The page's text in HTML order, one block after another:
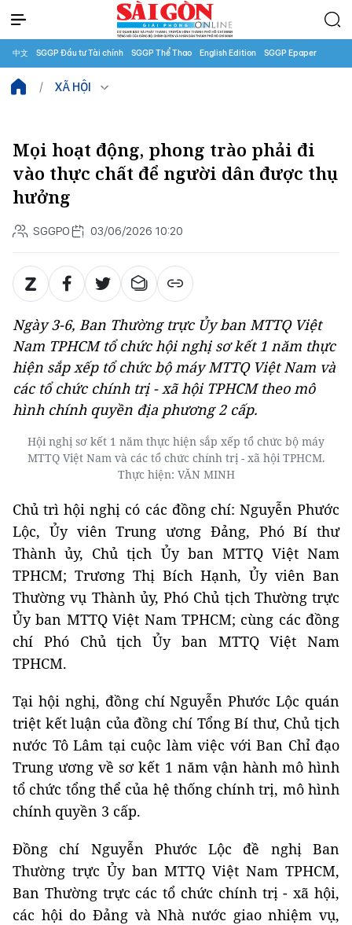
中文 SGGP Đầu tư Tài chính SGGP Thể Thao English Edition SGGP Epaper
XÃ HỘI
Mọi hoạt động, phong trào phải đi
vào thực chất để người dân được thụ
hưởng
SGGPO 03/06/2026 10:20
Ngày 3-6, Ban Thường trực Ủy ban MTTQ Việt
Nam TPHCM tổ chức hội nghị sơ kết 1 năm thực
hiện sắp xếp tổ chức bộ máy MTTQ Việt Nam và
các tổ chức chính trị - xã hội TPHCM theo mô
hình chính quyền địa phương 2 cấp.
Hội nghị sơ kết 1 năm thực hiện sắp xếp tổ chức bộ máy
MTTQ Việt Nam và các tổ chức chính trị - xã hội TPHCM.
Thực hiện: VĂN MINH
Chủ trì hội nghị có các đồng chí: Nguyễn Phước
Lộc, Ủy viên Trung ương Đảng, Phó Bí thư
Thành ủy, Chủ tịch Ủy ban MTTQ Việt Nam
TPHCM; Trương Thị Bích Hạnh, Ủy viên Ban
Thường vụ Thành ủy, Phó Chủ tịch Thường trực
Ủy ban MTTQ Việt Nam TPHCM; cùng các đồng
chí Phó Chủ tịch Ủy ban MTTQ Việt Nam
TPHCM.
Tại hội nghị, đồng chí Nguyễn Phước Lộc quán
triệt kết luận của đồng chí Tổng Bí thư, Chủ tịch
nước Tô Lâm tại cuộc làm việc với Ban Chỉ đạo
Trung ương về sơ kết 1 năm vận hành mô hình
tổ chức tổng thể của hệ thống chính trị, mô hình
chính quyền 3 cấp.
Đồng chí Nguyễn Phước Lộc đề nghị Ban
Thường trực Ủy ban MTTQ Việt Nam TPHCM,
Ban Thường trực các tổ chức chính trị - xã hội,
các hội do Đảng và Nhà nước giao nhiệm vụ,